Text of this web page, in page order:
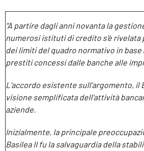
“A partire dagli anni novanta la
numerosi istituti di credito s’è
dei limiti del quadro normativo in
prestiti concessi dalle banche alle
L’accordo esistente sull’argomento,
visione semplificata dell’attività
aziende.
Inizialmente, la principale
Basilea II fu la salvaguardia della